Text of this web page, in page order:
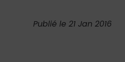
Publié le 21 Jan 2016